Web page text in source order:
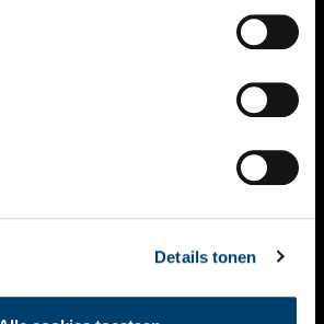
Details tonen